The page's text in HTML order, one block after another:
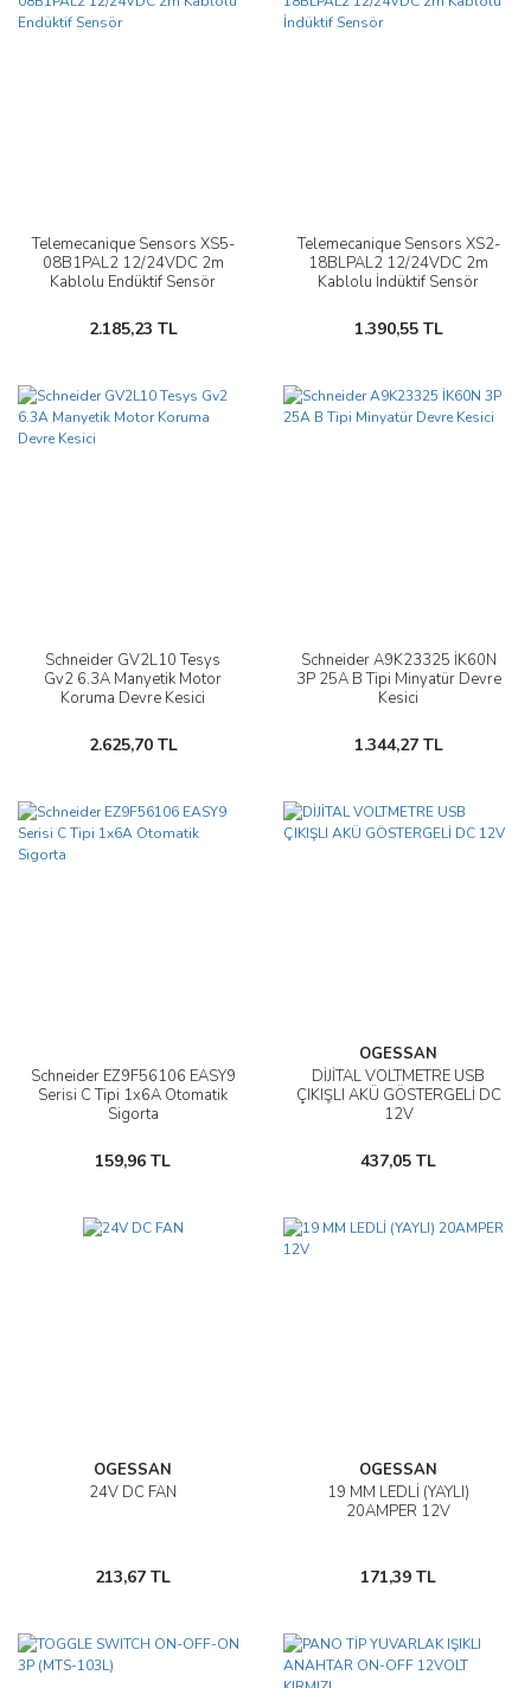
Telemecanique Sensors XS5-
08B1PAL2 12/24VDC 2m
Kablolu Endüktif Sensör
2.185,23 TL
Telemecanique Sensors XS2-
18BLPAL2 12/24VDC 2m
Kablolu İndüktif Sensör
1.390,55 TL
Schneider GV2L10 Tesys
Gv2 6.3A Manyetik Motor
Koruma Devre Kesici
2.625,70 TL
Schneider A9K23325 İK60N
3P 25A B Tipi Minyatür Devre
Kesici
1.344,27 TL
Schneider EZ9F56106 EASY9
Serisi C Tipi 1x6A Otomatik
Sigorta
159,96 TL
OGESSAN
DİJİTAL VOLTMETRE USB
ÇIKIŞLI AKÜ GÖSTERGELİ DC
12V
437,05 TL
OGESSAN
24V DC FAN
213,67 TL
OGESSAN
19 MM LEDLİ (YAYLI)
20AMPER 12V
171,39 TL